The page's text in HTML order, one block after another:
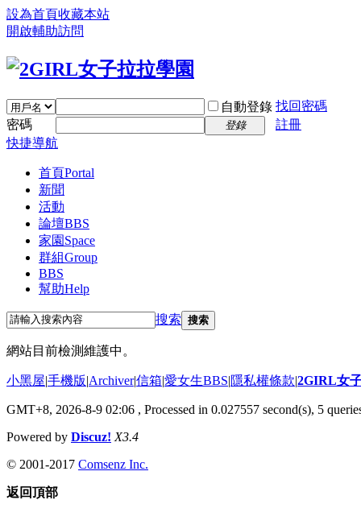
設為首頁收藏本站
開啟輔助訪問
自動登錄 找回密碼
密碼
登錄
註冊
快捷導航
首頁Portal
新聞
活動
論壇BBS
家園 Space
群組Group
BBS
幫助Help
搜索 搜索
網站目前檢測維護中。
小黑屋|手機版|Archiver|信箱|愛女生BBS|隱私權條款|2GIRL女
GMT+8, 2026-8-9 02:06 , Processed in 0.027557 second(s), 5
Powered by Discuz! X3.4
© 2001-2017 Comsenz Inc.
返回頂部